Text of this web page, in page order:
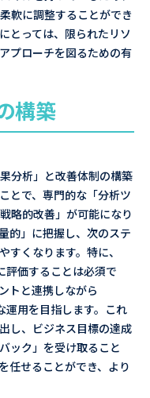
軟に調整することができ
とっては、限られたリソ
プローチを図るための有
構築
分析」と改善体制の構築
とで、専門的な「分析ツ
略的改善」が可能になり
的」に把握し、次のステ
すくなります。特に、
評価することは必須で
トと連携しながら
運用を目指します。これ
し、ビジネス目標の達成
ック」を受け取ること
任せることができ、より